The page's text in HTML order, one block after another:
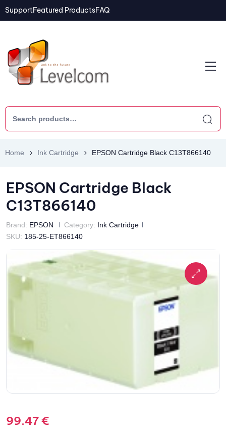
SupportFeatured ProductsFAQ
Home Ink Cartridge EPSON Cartridge Black C13T866140
EPSON Cartridge Black
C13T866140
Brand: EPSON Category: Ink Cartridge
SKU: 185-25-ET866140
99.47€